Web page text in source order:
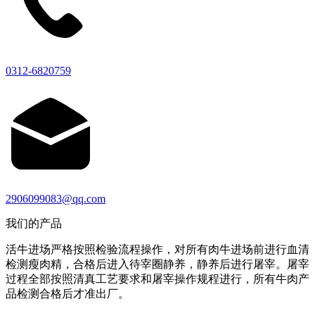
0312-6820759
2906099083@qq.com
我们的产品
活牛进场严格按照检验流程操作，对所有肉牛进场前进行血清
检测瘦肉精，合格后进入待宰圈静养，静养后进行屠宰。屠宰
过程全部按照清真工艺要求和屠宰操作规程进行，所有牛肉产
品检测合格后才准出厂。